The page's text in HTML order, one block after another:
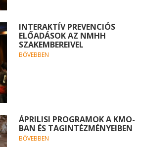
INTERAKTÍV PREVENCIÓS
ELŐADÁSOK AZ NMHH
SZAKEMBEREIVEL
BŐVEBBEN
ÁPRILISI PROGRAMOK A KMO-
BAN ÉS TAGINTÉZMÉNYEIBEN
BŐVEBBEN